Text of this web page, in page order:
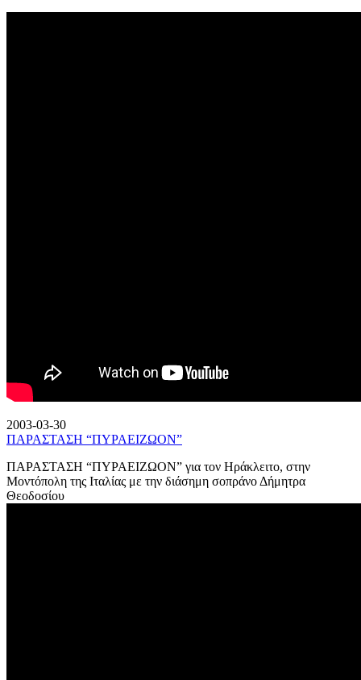
2003-03-30
ΠΑΡΑΣΤΑΣΗ “ΠΥΡΑΕΙΖΩΟΝ”
ΠΑΡΑΣΤΑΣΗ “ΠΥΡΑΕΙΖΩΟΝ” για τον Ηράκλειτο, στην
Μοντόπολη της Ιταλίας με την διάσημη σοπράνο Δήμητρα
Θεοδοσίου